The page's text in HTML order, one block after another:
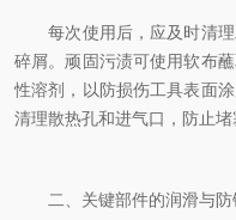
每次使用后，应及时清理
碎屑。顽固污渍可使用软布
性溶剂，以防损伤工具表面
清理散热孔和进气口，防止堵
二、关键部件的润滑与防